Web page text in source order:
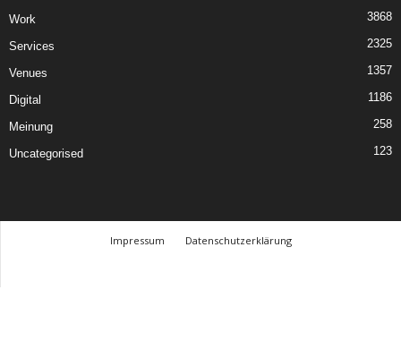
Work 3868
Services 2325
Venues 1357
Digital 1186
Meinung 258
Uncategorised 123
Impressum
Datenschutzerklärung